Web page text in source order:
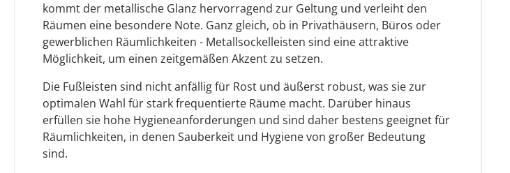
kommt der metallische Glanz hervorragend zur Geltung und verleiht den
Räumen eine besondere Note. Ganz gleich, ob in Privathäusern, Büros oder
gewerblichen Räumlichkeiten - Metallsockelleisten sind eine attraktive
Möglichkeit, um einen zeitgemäßen Akzent zu setzen.
Die Fußleisten sind nicht anfällig für Rost und äußerst robust, was sie zur
optimalen Wahl für stark frequentierte Räume macht. Darüber hinaus
erfüllen sie hohe Hygieneanforderungen und sind daher bestens geeignet für
Räumlichkeiten, in denen Sauberkeit und Hygiene von großer Bedeutung
sind.